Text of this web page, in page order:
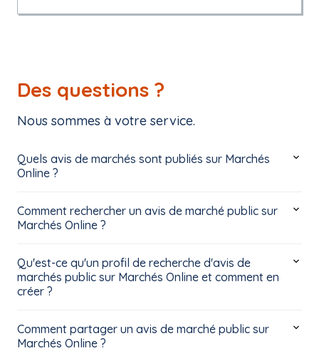
Des questions ?
Nous sommes à votre service.
Quels avis de marchés sont publiés sur Marchés
Online ?
Comment rechercher un avis de marché public sur
Marchés Online ?
Qu'est-ce qu'un profil de recherche d'avis de
marchés public sur Marchés Online et comment en
créer ?
Comment partager un avis de marché public sur
Marchés Online ?